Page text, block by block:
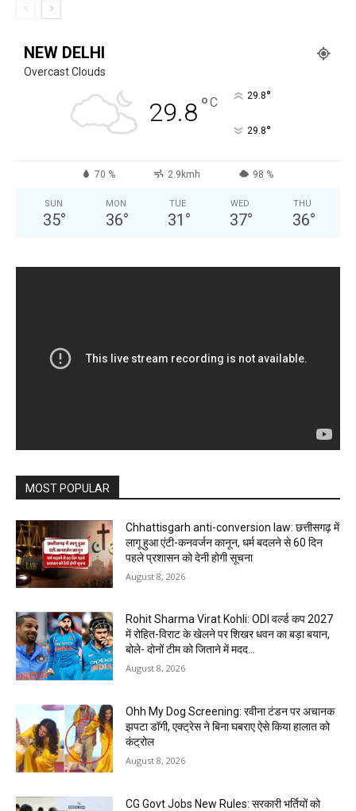
NEW DELHI
Overcast Clouds
29.8°C 29.8°
29.8°
70 % 2.9kmh 98 %
SUN
35°
MON
36°
TUE
31 °
WED
37°
THU
36°
MOST POPULAR
Chhattisgarh anti-conversion law: छत्तीसगढ़ में
लागू हुआ एंटी-कनवर्जन कानून, धर्म बदलने से 60 दिन
पहले प्रशासन को देनी होगी सूचना
August 8, 2026
Rohit Sharma Virat Kohli: ODI वर्ल्ड कप 2027
में रोहित-विराट के खेलने पर शिखर धवन का बड़ा बयान,
बोले- दोनों टीम को जिताने में मदद...
August 8, 2026
Ohh My Dog Screening: रवीना टंडन पर अचानक
झपटा डॉगी, एक्ट्रेस ने बिना घबराए ऐसे किया हालात को
कंट्रोल
August 8, 2026
CG Govt Jobs New Rules: सरकारी भर्तियों को